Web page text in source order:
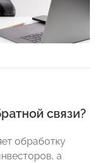
связи?
обработку
а